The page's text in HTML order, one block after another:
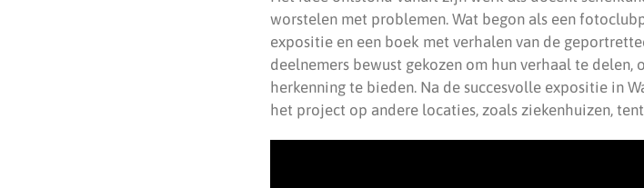
worstelen met problemen. Wat begon als een
expositie en een boek met verhalen van de
deelnemers bewust gekozen om hun verhaal te
herkenning te bieden. Na de succesvolle expositie in
het project op andere locaties, zoals ziekenhuizen,